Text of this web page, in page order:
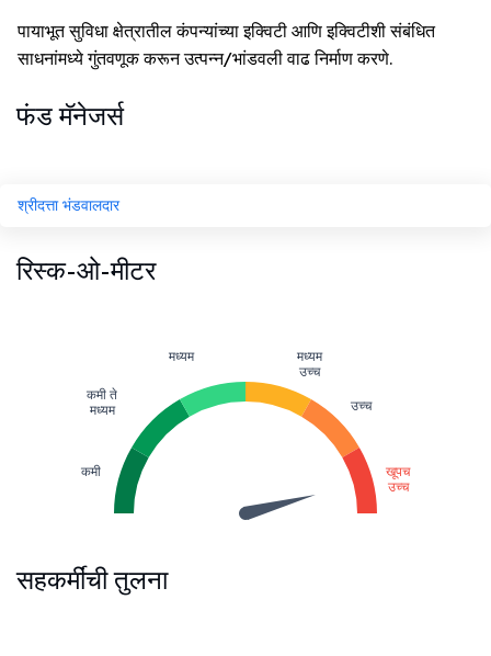
पायाभूत सुविधा क्षेत्रातील कंपन्यांच्या इक्विटी आणि इक्विटीशी संबंधित
साधनांमध्ये गुंतवणूक करून उत्पन्न/भांडवली वाढ निर्माण करणे.
फंड मॅनेजर्स
श्रीदत्ता भंडवालदार
रिस्क-ओ-मीटर
कमी
कमी ते
मध्यम
मध्यम
मध्यम
उच्च
उच्च
खूपच
उच्च
सहकर्मींची तुलना